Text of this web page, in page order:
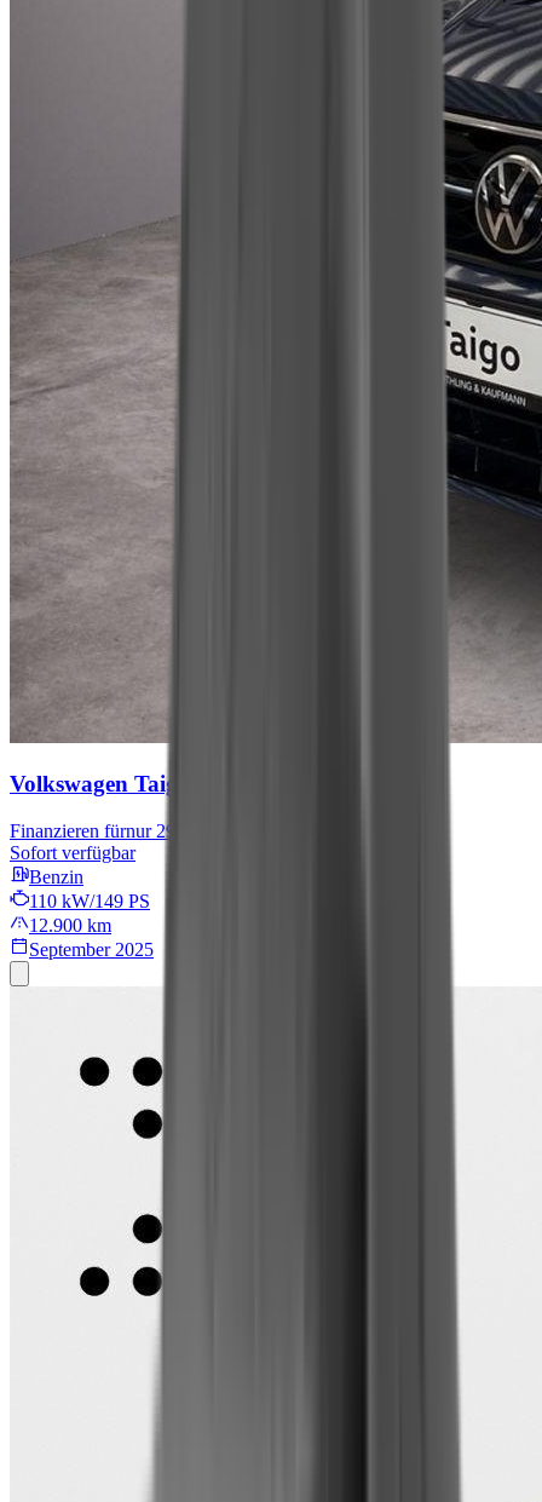
Volkswagen Taigo
Finanzieren fürnur 299 € mtl.
Sofort verfügbar
Benzin
110 kW/149 PS
12.900 km
September 2025